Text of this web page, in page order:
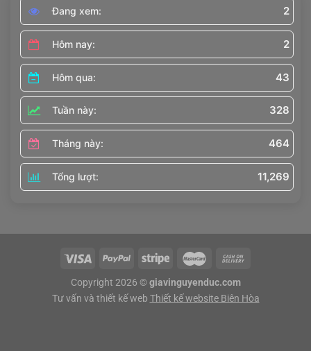
Đang xem: 2
Hôm nay: 2
Hôm qua: 43
Tuần này: 328
Tháng này: 464
Tổng lượt: 11,269
Copyright 2026 © giavinguyenduc.com
Tư vấn và thiết kế web Thiết kế website Biên Hòa